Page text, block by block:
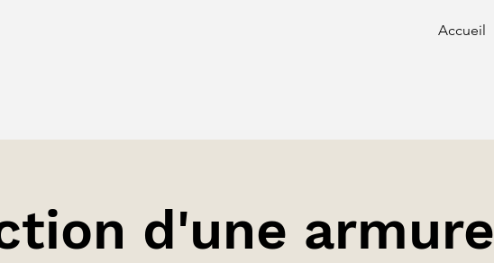
Accueil
d'une armure